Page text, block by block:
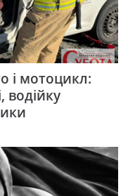
і мотоцикл:
водійку